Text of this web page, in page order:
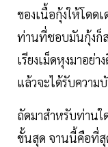
ของเนื้อกุ้งให้โดด
ท่านที่ชอบมันกุ้งก็ส
เรียงเม็ดหุงมาอย่
แล้วจะได้รับความ
ถัดมาสำหรับท่าน
ขั้นสุด จานนี้คือที่สุ